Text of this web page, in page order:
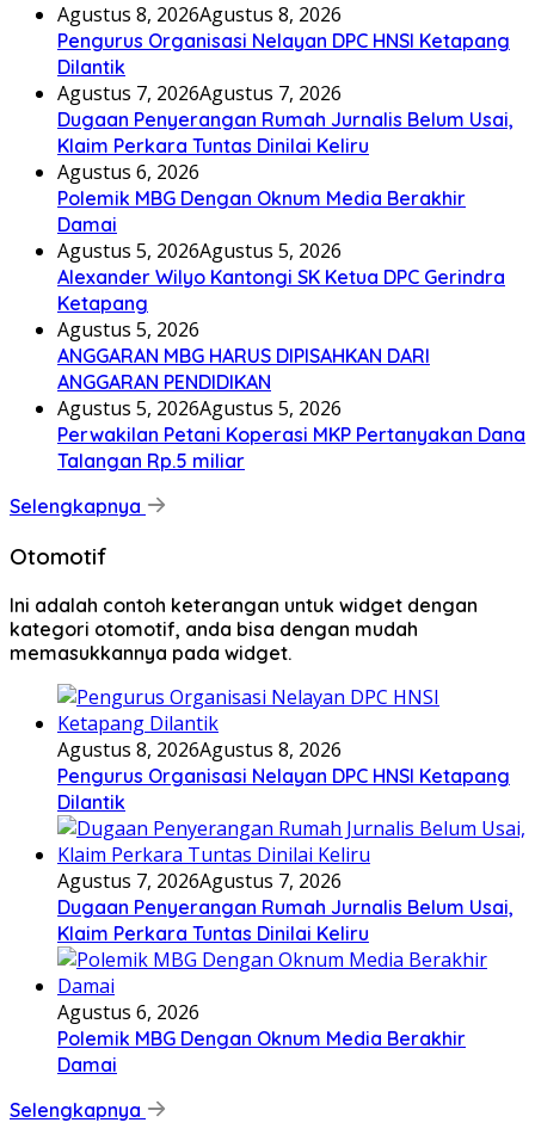
Agustus 8, 2026Agustus 8, 2026
Pengurus Organisasi Nelayan DPC HNSI Ketapang
Dilantik
Agustus 7, 2026Agustus 7, 2026
Dugaan Penyerangan Rumah Jurnalis Belum Usai,
Klaim Perkara Tuntas Dinilai Keliru
Agustus 6, 2026
Polemik MBG Dengan Oknum Media Berakhir
Damai
Agustus 5, 2026Agustus 5, 2026
Alexander Wilyo Kantongi SK Ketua DPC Gerindra
Ketapang
Agustus 5, 2026
ANGGARAN MBG HARUS DIPISAHKAN DARI
ANGGARAN PENDIDIKAN
Agustus 5, 2026Agustus 5, 2026
Perwakilan Petani Koperasi MKP Pertanyakan Dana
Talangan Rp.5 miliar
Selengkapnya
Otomotif
Ini adalah contoh keterangan untuk widget dengan
kategori otomotif, anda bisa dengan mudah
memasukkannya pada widget.
Agustus 8, 2026Agustus 8, 2026
Pengurus Organisasi Nelayan DPC HNSI Ketapang
Dilantik
Agustus 7, 2026Agustus 7, 2026
Dugaan Penyerangan Rumah Jurnalis Belum Usai,
Klaim Perkara Tuntas Dinilai Keliru
Agustus 6, 2026
Polemik MBG Dengan Oknum Media Berakhir
Damai
Selengkapnya